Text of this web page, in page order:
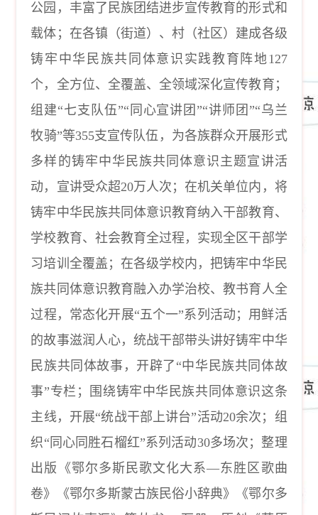
公园，丰富了民族团结进步宣传教育的形式和
载体；在各镇（街道）、村（社区）建成各级
铸牢中华民族共同体意识实践教育阵地127
个，全方位、全覆盖、全领域深化宣传教育；
组建“七支队伍”“同心宣讲团”“讲师团”“乌兰
牧骑”等355支宣传队伍，为各族群众开展形式
多样的铸牢中华民族共同体意识主题宣讲活
动，宣讲受众超20万人次；在机关单位内，将
铸牢中华民族共同体意识教育纳入干部教育、
学校教育、社会教育全过程，实现全区干部学
习培训全覆盖；在各级学校内，把铸牢中华民
族共同体意识教育融入办学治校、教书育人全
过程，常态化开展“五个一”系列活动；用鲜活
的故事滋润人心，统战干部带头讲好铸牢中华
民族共同体故事，开辟了“中华民族共同体故
事”专栏；围绕铸牢中华民族共同体意识这条
主线，开展“统战干部上讲台”活动20余次；组
织“同心同胜石榴红”系列活动30多场次；整理
出版《鄂尔多斯民歌文化大系—东胜区歌曲
卷》《鄂尔多斯蒙古族民俗小辞典》《鄂尔多